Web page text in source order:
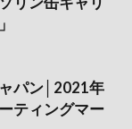
パン│2021年
ティングマー